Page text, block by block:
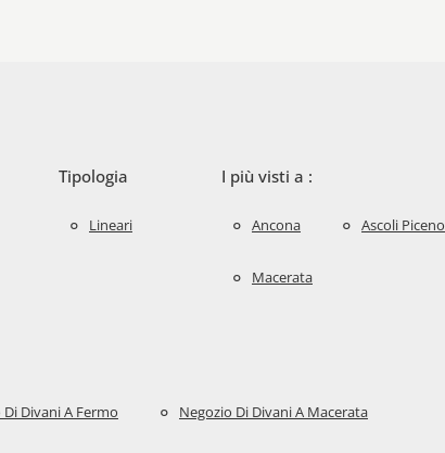
Tipologia
Lineari
I più visti a :
Ancona Ascoli Piceno
Macerata
Divani A Fermo Negozio Di Divani A Macerata